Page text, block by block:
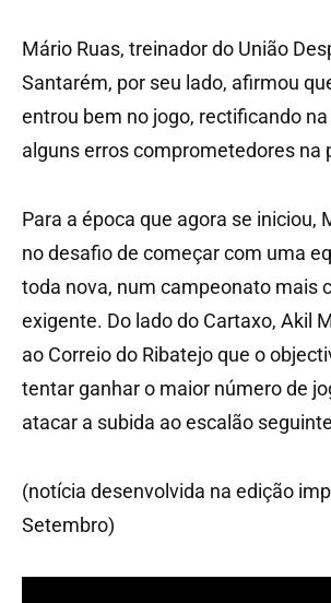
Mário Ruas, treinador do União
Santarém, por seu lado, afirmou
entrou bem no jogo, rectificando
alguns erros comprometedores na
Para a época que agora se iniciou,
no desafio de começar com uma
toda nova, num campeonato mais
exigente. Do lado do Cartaxo, Akil
ao Correio do Ribatejo que o
tentar ganhar o maior número de
atacar a subida ao escalão
(notícia desenvolvida na edição
Setembro)